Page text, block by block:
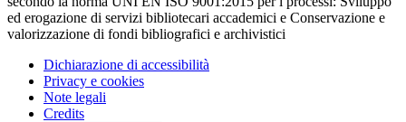
ed erogazione di servizi bibliotecari accademici e Conservazione e
valorizzazione di fondi bibliografici e archivistici
Dichiarazione di accessibilità
Privacy e cookies
Note legali
Credits